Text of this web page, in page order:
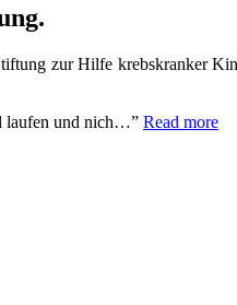
zur Hilfe krebskranker
laufen und nich…
Read more